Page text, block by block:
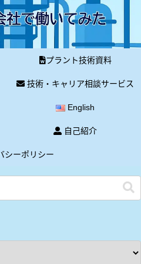
プラント技術資料
技術・キャリア相談サービス
English
自己紹介
シーポリシー